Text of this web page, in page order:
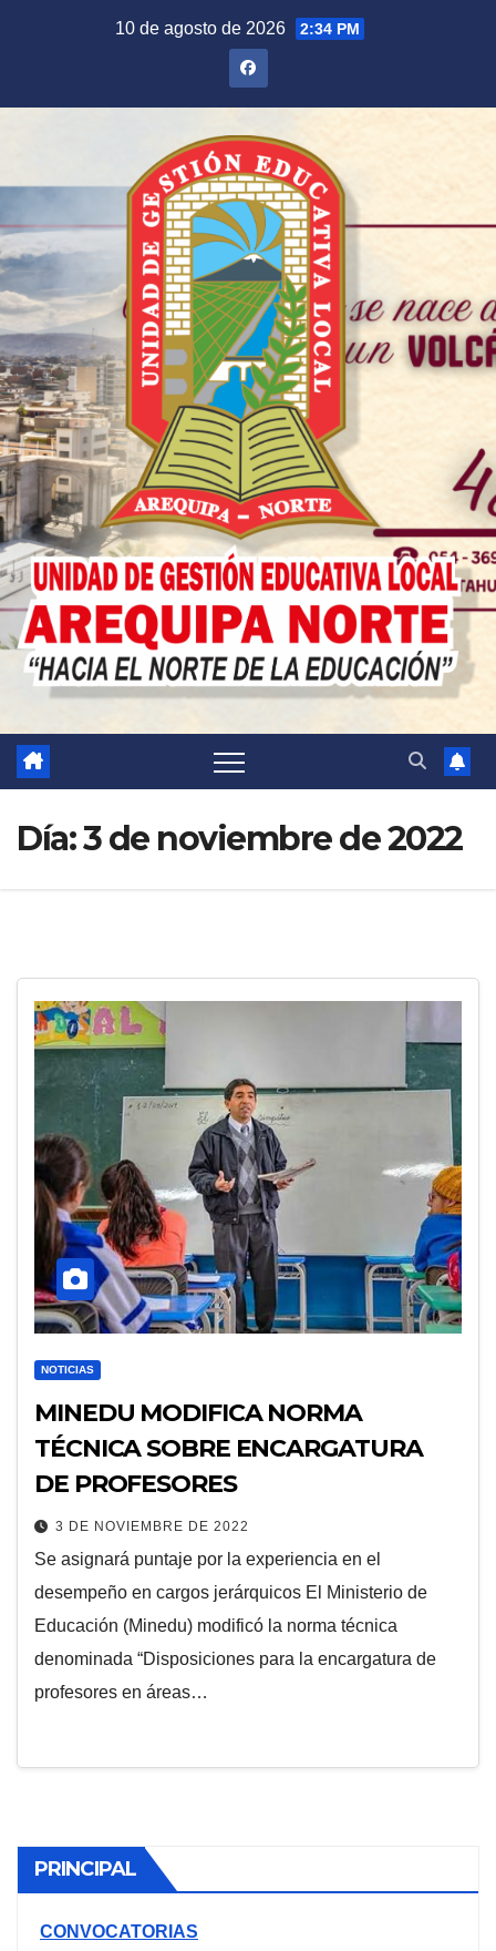
10 de agosto de 2026 2:34 PM
Día:3 de noviembre de 2022
NOTICIAS
MINEDU MODIFICA NORMA
TÉCNICA SOBRE ENCARGATURA
DE PROFESORES
3 DE NOVIEMBRE DE 2022
Se asignará puntaje por la experiencia en el
desempeño en cargos jerárquicos El Ministerio de
Educación (Minedu) modificó la norma técnica
denominada “Disposiciones para la encargatura de
profesores en áreas…
PRINCIPAL
CONVOCATORIAS